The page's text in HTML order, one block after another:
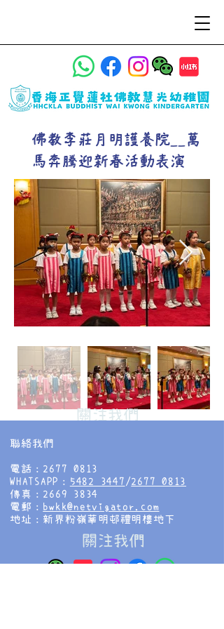
佛教李莊月明護養院__萬
馬奔騰迎新春活動表演
​關注我們
聯絡我們
電話：2677 0813
WHATSAPP： 5482 3447 /2677 0813
傳真：2669 3834
電郵： bwkk@netvigator.com
地址：新界粉嶺華明邨禮明樓地下
​關注我們